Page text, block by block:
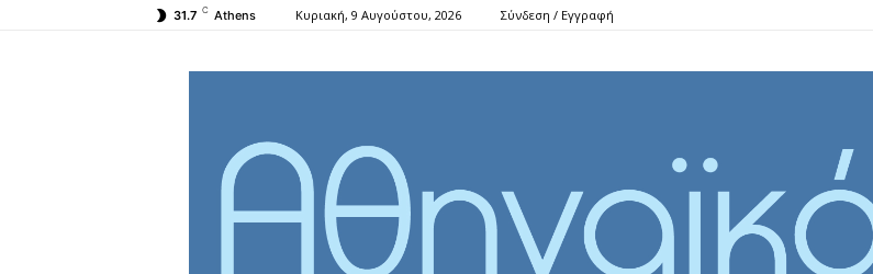
31.7 C Athens Κυριακή, 9 Αυγούστου, 2026 Σύνδεση / Εγγραφή